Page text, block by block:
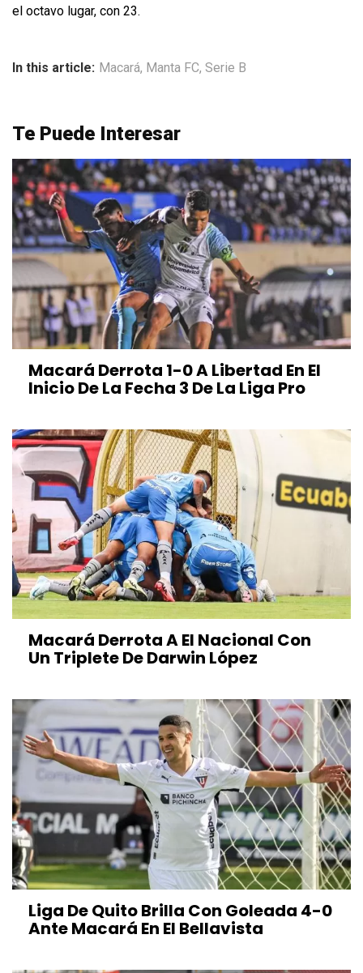
el octavo lugar, con 23.
In this article: Macará, Manta FC, Serie B
Te Puede Interesar
Macará Derrota 1-0 A Libertad En El
Inicio De La Fecha 3 De La Liga Pro
Macará Derrota A El Nacional Con
Un Triplete De Darwin López
Liga De Quito Brilla Con Goleada 4-0
Ante Macará En El Bellavista